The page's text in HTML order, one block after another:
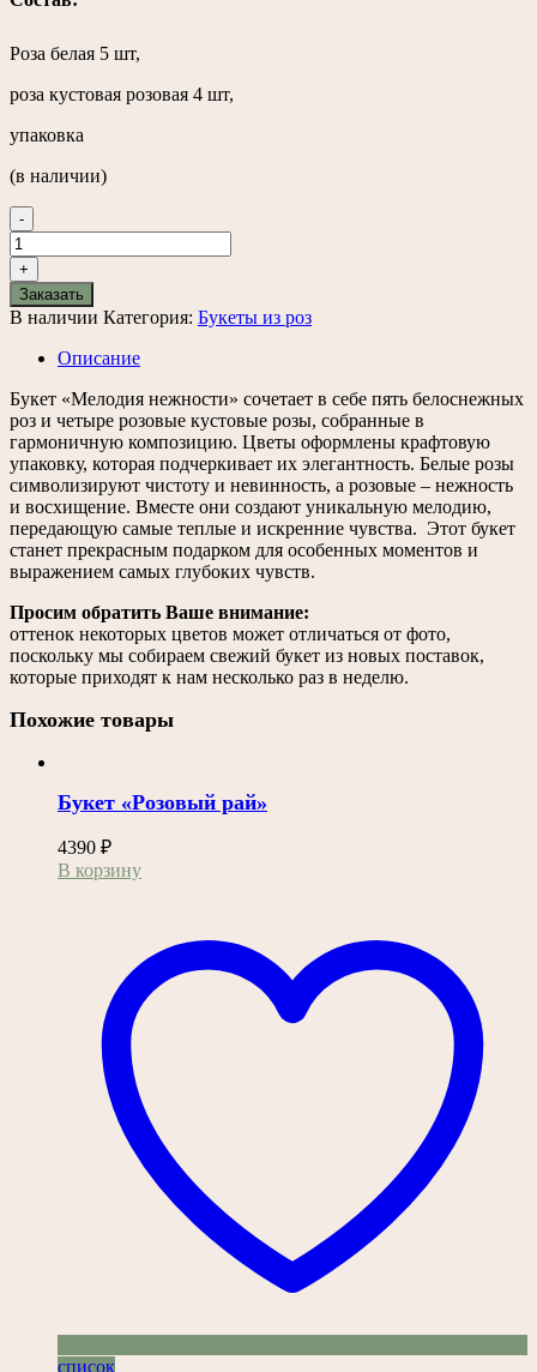
Роза белая 5 шт,
роза кустовая розовая 4 шт,
упаковка
(в наличии)
-
Количество
товара
Букет
«Мелодия
нежности»
+
Заказать
В наличии Категория: Букеты из роз
Описание
Букет «Мелодия нежности» сочетает в себе пять белоснежных
роз и четыре розовые кустовые розы, собранные в
гармоничную композицию. Цветы оформлены крафтовую
упаковку, которая подчеркивает их элегантность. Белые розы
символизируют чистоту и невинность, а розовые – нежность
и восхищение. Вместе они создают уникальную мелодию,
передающую самые теплые и искренние чувства. Этот букет
станет прекрасным подарком для особенных моментов и
выражением самых глубоких чувств.
Просим обратить Ваше внимание:
оттенок некоторых цветов может отличаться от фото,
поскольку мы собираем свежий букет из новых поставок,
которые приходят к нам несколько раз в неделю.
Похожие товары
Букет «Розовый рай»
4390 ₽
В корзину
список